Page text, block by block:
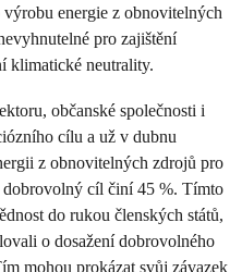
energie z obnovitelných
pro zajištění
klimatické neutrality.
občanské společnosti i
cílu a už v dubnu
z obnovitelných zdrojů pro
cíl činí 45 %. Tímto
do rukou členských států,
o dosažení dobrovolného
mohou prokázat svůj závazek